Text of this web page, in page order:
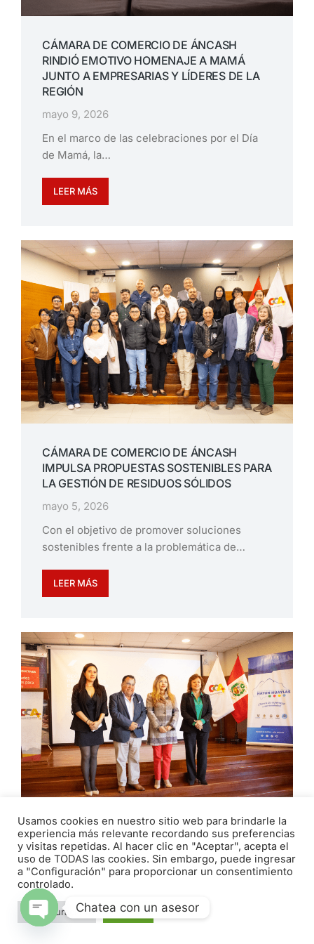
CÁMARA DE COMERCIO DE ÁNCASH
RINDIÓ EMOTIVO HOMENAJE A MAMÁ
JUNTO A EMPRESARIAS Y LÍDERES DE LA
REGIÓN
mayo 9, 2026
En el marco de las celebraciones por el Día
de Mamá, la…
LEER MÁS
CÁMARA DE COMERCIO DE ÁNCASH
IMPULSA PROPUESTAS SOSTENIBLES PARA
LA GESTIÓN DE RESIDUOS SÓLIDOS
mayo 5, 2026
Con el objetivo de promover soluciones
sostenibles frente a la problemática de…
LEER MÁS
EMPRESARIOS Y AUTORIDADES
PARTICIPAN EN ENCUENTRO PROMOVIDO
POR LA CÁMARA DE COMERCIO DE
ÁNCASH
abril 29, 2026
Usamos cookies en nuestro sitio web para brindarle la
experiencia más relevante recordando sus preferencias
y visitas repetidas. Al hacer clic en "Aceptar", acepta el
uso de TODAS las cookies. Sin embargo, puede ingresar
a "Configuración" para proporcionar un consentimiento
controlado.
Configuración Aceptar
Chatea con un asesor